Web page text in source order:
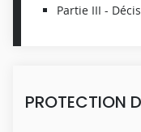
Partie III -
PROTECTION